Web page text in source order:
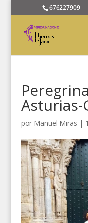
676227909
Asturias-
por Manuel Miras |